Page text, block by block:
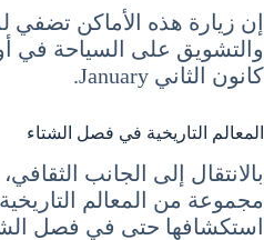
إن زيارة هذه الأماكن
كانون الثاني January.
المعالم التاريخية في فصل الشتاء
بالانتقال إلى الجانب
مجموعة من المعالم
استكشافها حتى في فصل